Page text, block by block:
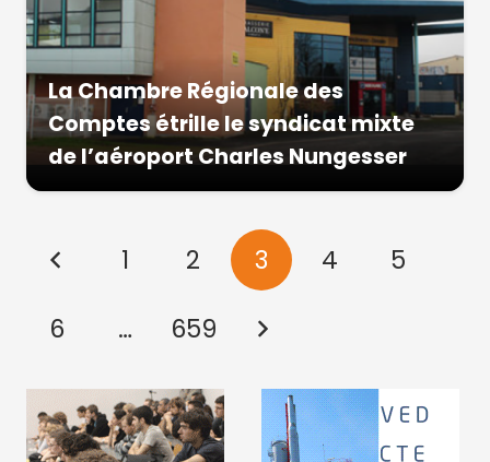
La Chambre Régionale des
Comptes étrille le syndicat mixte
de l’aéroport Charles Nungesser
1 2 3 4
5
6
… 659